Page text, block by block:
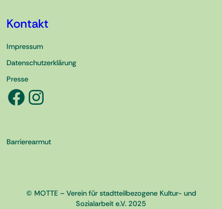
Kontakt
Impressum
Datenschutzerklärung
Presse
Facebook Instagram
Barrierearmut
© MOTTE – Verein für stadtteilbezogene Kultur- und
Sozialarbeit e.V. 2025